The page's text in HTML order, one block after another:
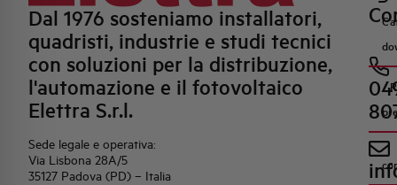
Dal 1976 sosteniamo installatori,
quadristi, industrie e studi tecnici
con soluzioni per la distribuzione,
l'automazione e il fotovoltaico
Elettra S.r.l.
Sede legale e operativa:
Via Lisbona 28A/5
35127 Padova (PD) – Italia